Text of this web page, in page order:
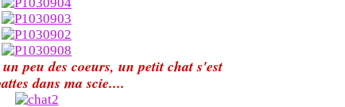
peu des coeurs, un petit chat s'est
dans ma scie....